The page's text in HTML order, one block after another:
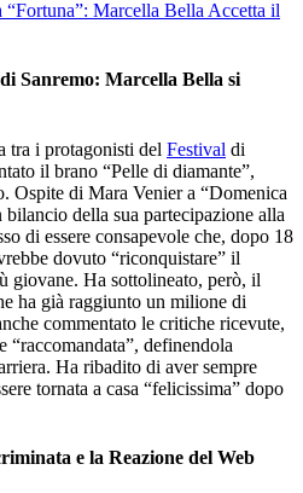
“Fortuna”: Marcella Bella Accetta il
Sanremo: Marcella Bella si
tra i protagonisti del Festival di
il brano “Pelle di diamante”,
Ospite di Mara Venier a “Domenica
della sua partecipazione alla
di essere consapevole che, dopo 18
dovuto “riconquistare” il
giovane. Ha sottolineato, però, il
ha già raggiunto un milione di
commentato le critiche ricevute,
“raccomandata”, definendola
Ha ribadito di aver sempre
tornata a casa “felicissima” dopo
e la Reazione del Web